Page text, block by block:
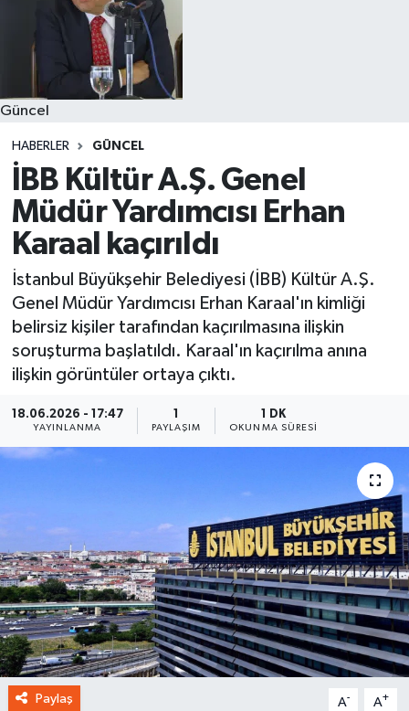
Güncel
HABERLER GÜNCEL
İBB Kültür A.Ş. Genel
Müdür Yardımcısı Erhan
Karaal kaçırıldı
İstanbul Büyükşehir Belediyesi (İBB) Kültür A.Ş.
Genel Müdür Yardımcısı Erhan Karaal'ın kimliği
belirsiz kişiler tarafından kaçırılmasına ilişkin
soruşturma başlatıldı. Karaal'ın kaçırılma anına
ilişkin görüntüler ortaya çıktı.
18.06.2026 - 17:47
YAYINLANMA
1
PAYLAŞIM
1 DK
OKUNMA SÜRESI
Paylaş A- A+